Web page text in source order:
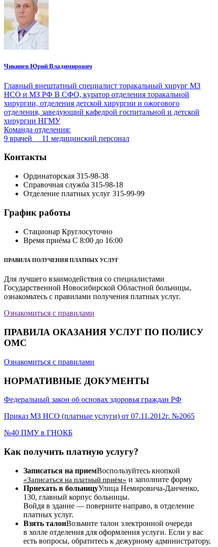
Чикинев Юрий Владимирович
Главный внештатный специалист торакальный хирург МЗ
НСО и МЗ РФ В СФО, куратор отделения торакальной
хирургии, отделения детской хирургии и ожогового
отделения, заведующий кафедрой госпитальной и детской
хирургии НГМУ
Команда отделения:
9 врачей 11 медицинский персонал
Контакты
Ординаторская 315-98-38
Справочная служба 315-98-18
Отделение платных услуг 315-99-99
График работы
Стационар Круглосуточно
Время приёма С 8:00 до 16:00
ПРАВИЛА ПОЛУЧЕНИЯ ПЛАТНЫХ УСЛУГ
Для лучшего взаимодействия со специалистами
Государственной Новосибирской Областной больницы,
ознакомьтесь с правилами получения платных услуг.
Ознакомиться с правилами
ПРАВИЛА ОКАЗАНИЯ УСЛУГ ПО ПОЛИСУ
ОМС
Ознакомиться с правилами
НОРМАТИВНЫЕ ДОКУМЕНТЫ
Федеральный закон об основах здоровья граждан РФ
Приказ МЗ НСО (платные услуги) от 07.11.2012г. №2065
№40 ПМУ в ГНОКБ
Как получить платную услугу?
Записаться на приемВоспользуйтесь кнопкой
«Записаться на платный приём» и заполните форму
Приехать в больницуУлица Немировича-Данченко,
130, главный корпус больницы.
Войдя в здание — поверните направо, в отделение
платных услуг.
Взять талонВозьмите талон электронной очереди
в холле отделения для оформления услуги. Если у вас
есть вопросы, обратитесь к дежурному администратору,